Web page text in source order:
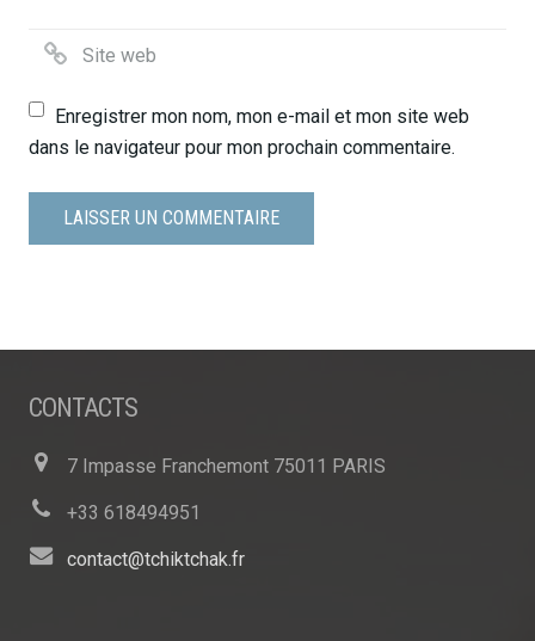
Enregistrer mon nom, mon e-mail et mon site web
dans le navigateur pour mon prochain commentaire.
CONTACTS
7 Impasse Franchemont 75011 PARIS
+33 618494951
contact@tchiktchak.fr